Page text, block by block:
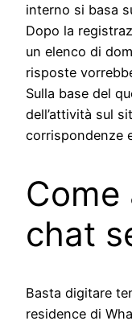
interno si basa
Dopo la
un elenco di
risposte
Sulla base del
dell’attività sul
corrispondenze
Come
chat
Basta digitare
residence di